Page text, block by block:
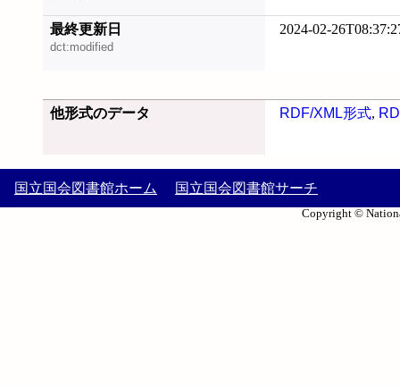
最終更新日
dct:modified
2024-02-
他形式のデータ RDF/XML形式,
国立国会図書館ホーム 国立国会図書館サーチ
Copyright ©